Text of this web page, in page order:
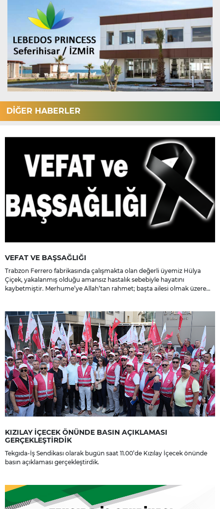
DİĞER HABERLER
VEFAT VE BAŞSAĞLIĞI
Trabzon Ferrero fabrikasında çalışmakta olan değerli üyemiz Hülya
Çiçek, yakalanmış olduğu amansız hastalık sebebiyle hayatını
kaybetmiştir. Merhume’ye Allah’tan rahmet; başta ailesi olmak üzere
KIZILAY İÇECEK ÖNÜNDE BASIN AÇIKLAMASI
GERÇEKLEŞTİRDİK
Tekgıda-İş Sendikası olarak bugün saat 11.00’de Kızılay İçecek önünde
basın açıklaması gerçekleştirdik.